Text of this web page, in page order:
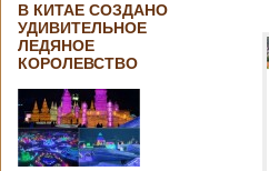
В КИТАЕ СОЗДАНО
УДИВИТЕЛЬНОЕ
ЛЕДЯНОЕ
КОРОЛЕВСТВО